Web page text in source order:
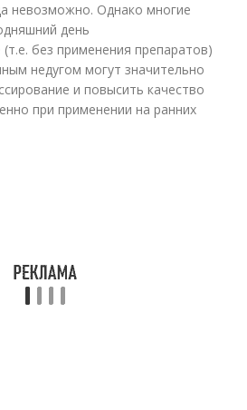
невозможно. Однако многие
день
без применения препаратов)
недугом могут значительно
и повысить качество
при применении на ранних